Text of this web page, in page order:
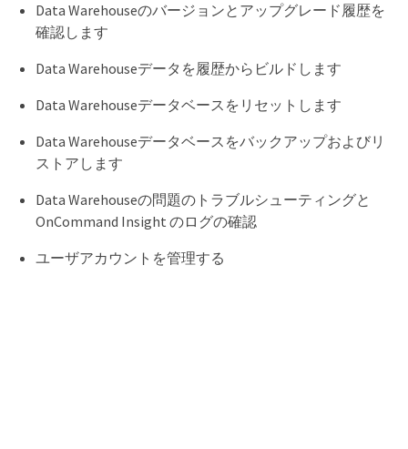
Data Warehouseのバージョンとアップグレード履歴を
確認します
Data Warehouseデータを履歴からビルドします
Data Warehouseデータベースをリセットします
Data Warehouseデータベースをバックアップおよびリ
ストアします
Data Warehouseの問題のトラブルシューティングと
OnCommand Insight のログの確認
ユーザアカウントを管理する